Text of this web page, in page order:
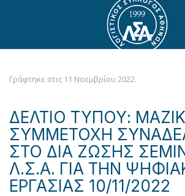
Skip to main content
Γράφτηκε στις 11 Νοεμβρίου 2022.
ΔΕΛΤΙΟ ΤΥΠΟΥ:
ΣΥΜΜΕΤΟΧΗ
ΣΤΟ ΔΙΑ ΖΩΣΗΣ
Λ.Σ.Α. ΓΙΑ ΤΗΝ
ΕΡΓΑΣΙΑΣ 10/11/2022